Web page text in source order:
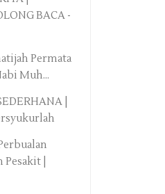
BACA -
Permata
Muh...
|
|